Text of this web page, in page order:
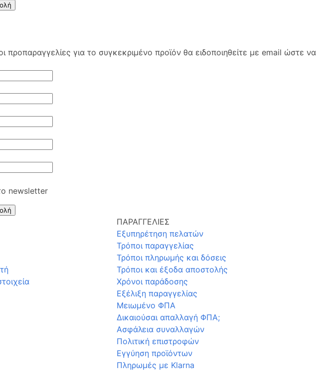
για το συγκεκριμένο προϊόν θα ειδοποιηθείτε με email ώστε να
newsletter
ΠΑΡΑΓΓΕΛΙΕΣ
Εξυπηρέτηση πελατών
Τρόποι παραγγελίας
Τρόποι πληρωμής και δόσεις
Τρόποι και έξοδα αποστολής
Χρόνοι παράδοσης
Εξέλιξη παραγγελίας
Μειωμένο ΦΠΑ
Δικαιούσαι απαλλαγή ΦΠΑ;
Ασφάλεια συναλλαγών
Πολιτική επιστροφών
Εγγύηση προϊόντων
Πληρωμές με Klarna